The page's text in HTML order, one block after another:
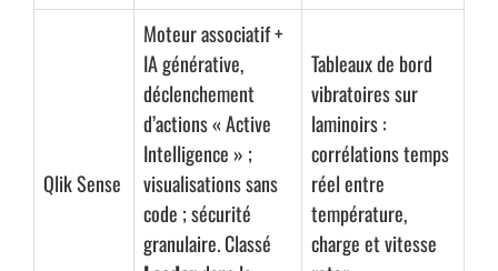
Qlik Sense
Moteur associatif +
IA générative,
déclenchement
d’actions « Active
Intelligence » ;
visualisations sans
code ; sécurité
granulaire. Classé
Tableaux de bord
vibratoires sur
laminoirs :
corrélations temps
réel entre
température,
charge et vitesse